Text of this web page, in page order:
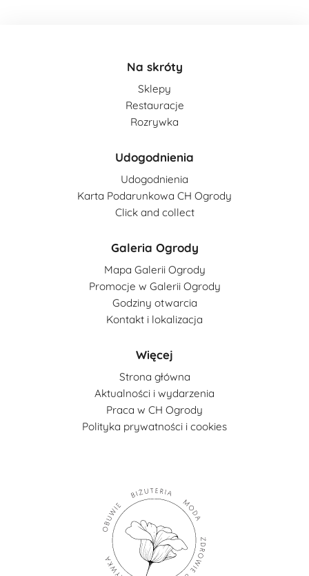
Na skróty
Sklepy
Restauracje
Rozrywka
Udogodnienia
Udogodnienia
Karta Podarunkowa CH Ogrody
Click and collect
Galeria Ogrody
Mapa Galerii Ogrody
Promocje w Galerii Ogrody
Godziny otwarcia
Kontakt i lokalizacja
Więcej
Strona główna
Aktualności i wydarzenia
Praca w CH Ogrody
Polityka prywatności i cookies